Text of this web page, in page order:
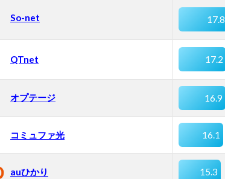
So-net 17.8
QTnet 17.2
オプテージ 16.9
コミュファ光 16.1
auひかり 15.3